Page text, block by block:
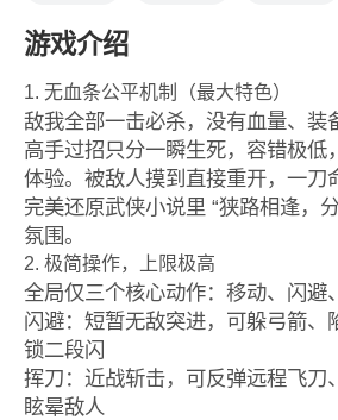
游戏介绍
1. 无血条公平机制（最大特色）
敌我全部一击必杀，没有血量、装
高手过招只分一瞬生死，容错极低
体验。被敌人摸到直接重开，一刀
完美还原武侠小说里 “狭路相逢，
氛围。
2. 极简操作，上限极高
全局仅三个核心动作： 移动、闪避
闪避：短暂无敌突进，可躲弓箭、
锁二段闪
挥刀：近战斩击，可反弹远程飞刀
眩晕敌人